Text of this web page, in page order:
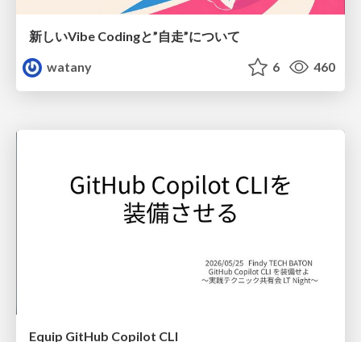
新しいVibe Codingと”自走”について
watany
6 460
Equip GitHub Copilot CLI